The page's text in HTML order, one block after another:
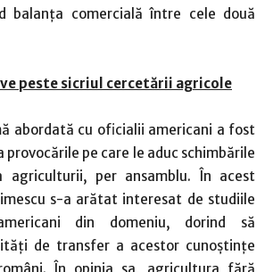
balanţa comercială între cele două
peste sicriul cercetării agricole
cu oficialii americani a fost
pe care le aduc schimbările
agriculturii, per ansamblu. În acest
s-a arătat interesat de studiile
din domeniu, dorind să
de transfer a acestor cunoştinţe